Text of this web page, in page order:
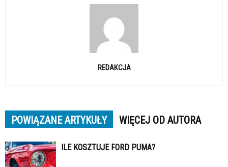
REDAKCJA
POWIĄZANE ARTYKUŁY WIĘCEJ OD AUTORA
ILE KOSZTUJE FORD PUMA?